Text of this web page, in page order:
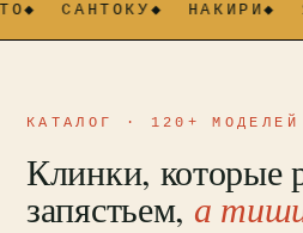
САНТОКУ НАКИРИ
КАТАЛОГ · 120+ МОДЕЛЕЙ
Клинки, которые
запястьем, а